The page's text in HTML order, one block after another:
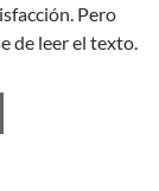
Pero
de leer el texto.